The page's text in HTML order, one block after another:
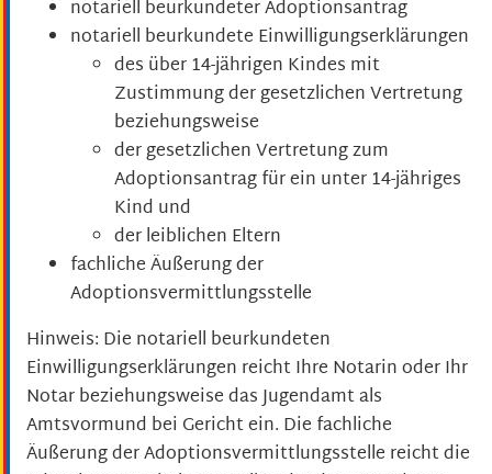
notariell beurkundeter Adoptionsantrag
notariell beurkundete Einwilligungserklärungen
des über 14-jährigen Kindes mit
Zustimmung der gesetzlichen Vertretung
beziehungsweise
der gesetzlichen Vertretung zum
Adoptionsantrag für ein unter 14-jähriges
Kind und
der leiblichen Eltern
fachliche Äußerung der
Adoptionsvermittlungsstelle
Hinweis: Die notariell beurkundeten
Einwilligungserklärungen reicht Ihre Notarin oder Ihr
Notar beziehungsweise das Jugendamt als
Amtsvormund bei Gericht ein. Die fachliche
Äußerung der Adoptionsvermittlungsstelle reicht die